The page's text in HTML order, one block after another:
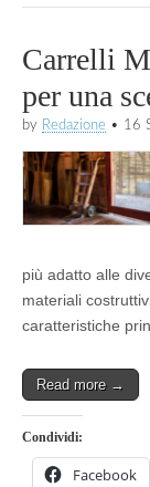
Carrelli
per una
by Redazione • 16
più adatto alle
materiali
caratteristiche
Read more →
Condividi:
Facebook